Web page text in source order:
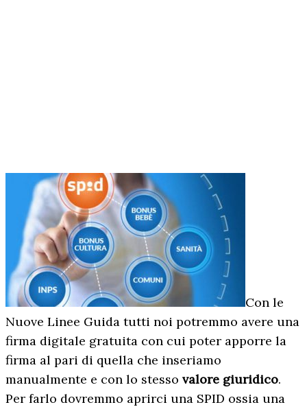
Con le
Nuove Linee Guida tutti noi potremmo avere una
firma digitale gratuita con cui poter apporre la
firma al pari di quella che inseriamo
manualmente e con lo stesso valore giuridico.
Per farlo dovremmo aprirci una SPID ossia una